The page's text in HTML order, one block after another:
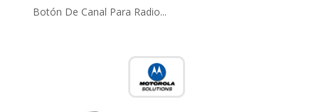
Botón De Canal Para Radio...